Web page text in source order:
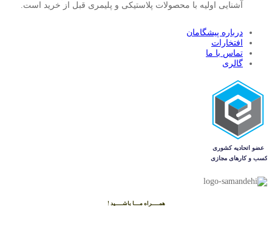
آشنایی اولیه با محصولات پلاستیکی و پلیمری قبل از خرید است.
درباره پیشگامان
افتخارات
تماس با ما
گالری
همــــراه مـــا باشــــید !